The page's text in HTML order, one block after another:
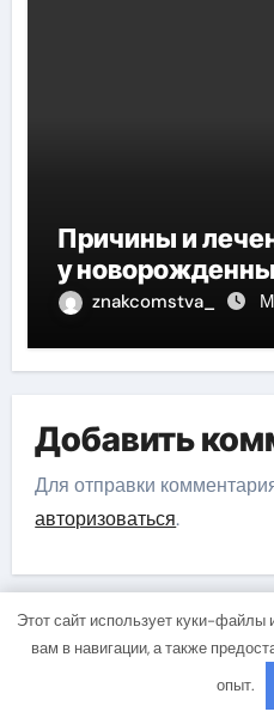
Причины и
у
znakcomstva_
Добавить
Для отправки
авторизоваться.
Поиск
Этот сайт использует куки-файлы
вам в навигации, а также
опыт.